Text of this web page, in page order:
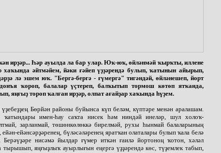
ирҙәр... Һәр ауылда ла бар улар. Юҡ-юҡ, өйләнмәй ҡырҡты, иллене
хаҡында әйтмәйем, йәки ғәйеп үҙҙәрендә булып, ҡатынын айырып,
лә эшем юҡ. "Бергә-бергә - ғүмергә" тигәндәй, өйләнешеп, йорт
ҡороп, балалар үҫтереп, балҡытып тормош көтөп ятҡанда,
яңғыҙ тороп ҡалған ирҙәр, олпат ағайҙар хаҡында һүҙем.
Бөрйән районы буйынса күп беләм, күптәре менән аралашам.
имен-һау саҡта нисек һәм ниндәй инеләр, шул холоҡ-
зарланмай, төшөнкөлөккә бирелмәй, рухы һынмай балаларының
ейән-ейәнсәрҙәренең, бүләсәләренең яратҡан олаталары булып ҡала белә
Берәүҙәре нисәмә йылдар ғүмер иткән ғаилә йортоноң ҡотон, хәләл
тырышып, яңғыҙлыҡ ауырлығын еңергә үҙҙәрендә көс, түҙемлек табып,